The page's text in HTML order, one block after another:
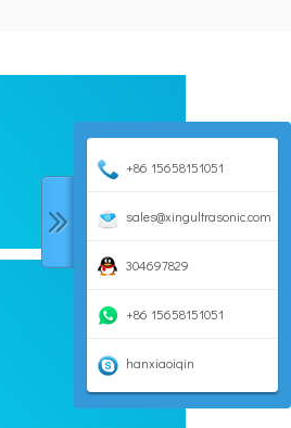
+86 15658151051
sales@xingultrasonic.com
304697829
+86 15658151051
hanxiaoiqin